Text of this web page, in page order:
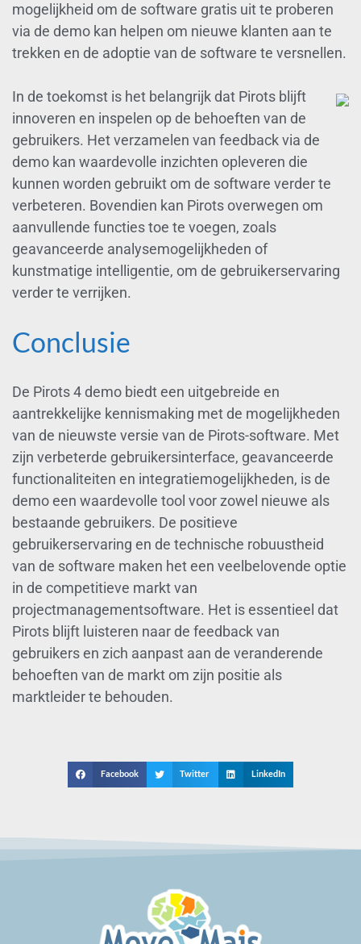
mogelijkheid om de software gratis uit te proberen
via de demo kan helpen om nieuwe klanten aan te
trekken en de adoptie van de software te versnellen.
In de toekomst is het belangrijk dat Pirots blijft
innoveren en inspelen op de behoeften van de
gebruikers. Het verzamelen van feedback via de
demo kan waardevolle inzichten opleveren die
kunnen worden gebruikt om de software verder te
verbeteren. Bovendien kan Pirots overwegen om
aanvullende functies toe te voegen, zoals
geavanceerde analysemogelijkheden of
kunstmatige intelligentie, om de gebruikerservaring
verder te verrijken.
Conclusie
De Pirots 4 demo biedt een uitgebreide en
aantrekkelijke kennismaking met de mogelijkheden
van de nieuwste versie van de Pirots-software. Met
zijn verbeterde gebruikersinterface, geavanceerde
functionaliteiten en integratiemogelijkheden, is de
demo een waardevolle tool voor zowel nieuwe als
bestaande gebruikers. De positieve
gebruikerservaring en de technische robuustheid
van de software maken het een veelbelovende optie
in de competitieve markt van
projectmanagementsoftware. Het is essentieel dat
Pirots blijft luisteren naar de feedback van
gebruikers en zich aanpast aan de veranderende
behoeften van de markt om zijn positie als
marktleider te behouden.
Facebook Twitter LinkedIn